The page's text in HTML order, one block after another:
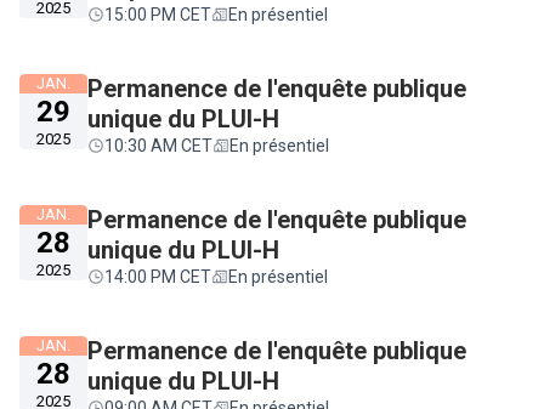
2025 15:00 PM CET En présentiel
JAN.
29
2025
Permanence de l'enquête publique
unique du PLUI-H
10:30 AM CET En présentiel
JAN.
28
2025
Permanence de l'enquête publique
unique du PLUI-H
14:00 PM CET En présentiel
JAN.
28
2025
Permanence de l'enquête publique
unique du PLUI-H